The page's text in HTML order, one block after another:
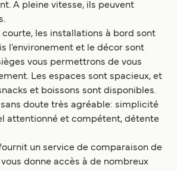
A pleine vitesse, ils peuvent
courte, les installations à bord sont
l'environement et le décor sont
vous permettrons de vous
Les espaces sont spacieux, et
et boissons sont disponibles.
doute très agréable: simplicité
attentionné et compétent, détente
un service de comparaison de
donne accès à de nombreux